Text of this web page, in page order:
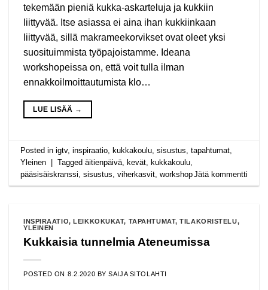
tekemään pieniä kukka-askarteluja ja kukkiin
liittyvää. Itse asiassa ei aina ihan kukkiinkaan
liittyvää, sillä makrameekorvikset ovat oleet yksi
suosituimmista työpajoistamme. Ideana
workshopeissa on, että voit tulla ilman
ennakkoilmoittautumista klo…
LUE LISÄÄ →
Posted inigtv,inspiraatio ,kukkakoulu ,sisustus ,tapahtumat
Yleinen | Taggedäitienpäivä ,kevät ,kukkakoulu
pääsisäiskranssi ,sisustus ,viherkasvit ,workshopJätä kommentti
INSPIRAATIO, LEIKKOKUKAT, TAPAHTUMAT,TILAKORISTELU,
YLEINEN
Kukkaisia tunnelmia Ateneumissa
POSTED ON 8.2.2020 BYSAIJA SITOLAHTI